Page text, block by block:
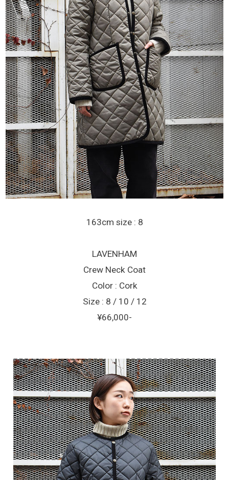
163cm size : 8
LAVENHAM
Crew Neck Coat
Color : Cork
Size : 8 / 10 / 12
¥66,000-